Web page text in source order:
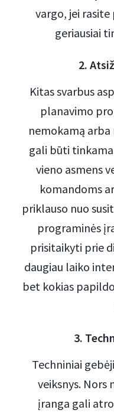
vargo, jei
geriausiai
2.
Kitas svarbus
planavimo
nemokamą arba
gali būti
vieno asmens
komandoms
priklauso nuo
programinės
prisitaikyti prie
daugiau laiko
bet kokias
3.
Techniniai
veiksnys.
įranga gali